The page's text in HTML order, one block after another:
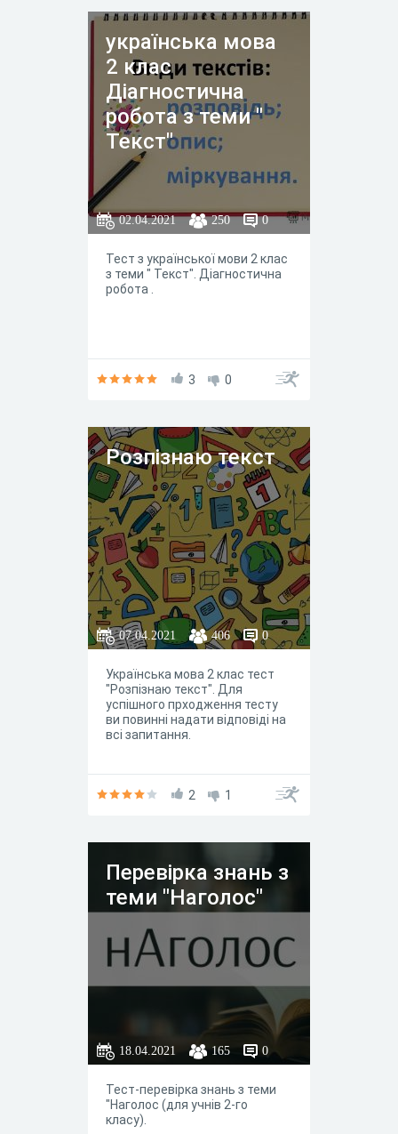
українська мова
2 клас
Діагностична
робота з теми "
Текст"
02.04.2021 250 0
Тест з української мови 2 клас
з теми " Текст". Діагностична
робота .
3 0
Розпізнаю текст
07.04.2021 406 0
Українська мова 2 клас тест
"Розпізнаю текст". Для
успішного прходження тесту
ви повинні надати відповіді на
всі запитання.
2 1
Перевірка знань з
теми "Наголос"
18.04.2021 165 0
Тест-перевірка знань з теми
"Наголос (для учнів 2-го
класу).